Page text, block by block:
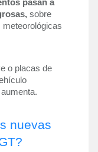
pasan a
sobre
o placas de
nuevas